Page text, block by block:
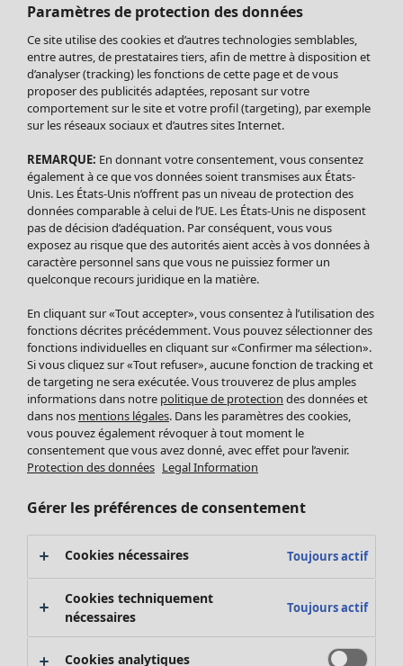
Soldes Vêtements
Tous les vêtements
Robes
Tuniques
Blouses
Tops
Gilets
Pantalon
Jupes
Leggings et collants
Accessoires
Chaussures
Vêtements de bain
Basics
Soldes Mobilier
Bonnes affaires déco
Décoration
Textiles
Tapis
Éponge
Paramètres de protection des données
Ce site utilise des cookies et d’autres technologies semblables,
entre autres, de prestataires tiers, afin de mettre à disposition et
d’analyser (tracking) les fonctions de cette page et de vous
proposer des publicités adaptées, reposant sur votre
comportement sur le site et votre profil (targeting), par exemple
sur les réseaux sociaux et d’autres sites Internet.
REMARQUE: En donnant votre consentement, vous consentez
également à ce que vos données soient transmises aux États-
Unis. Les États-Unis n’offrent pas un niveau de protection des
données comparable à celui de l’UE. Les États-Unis ne disposent
pas de décision d’adéquation. Par conséquent, vous vous
exposez au risque que des autorités aient accès à vos données à
caractère personnel sans que vous ne puissiez former un
quelconque recours juridique en la matière.
En cliquant sur «Tout accepter», vous consentez à l’utilisation des
fonctions décrites précédemment. Vous pouvez sélectionner des
fonctions individuelles en cliquant sur «Confirmer ma sélection».
Si vous cliquez sur «Tout refuser», aucune fonction de tracking et
de targeting ne sera exécutée. Vous trouverez de plus amples
informations dans notre politique de protection des données et
dans nos mentions légales. Dans les paramètres des cookies,
vous pouvez également révoquer à tout moment le
consentement que vous avez donné, avec effet pour l’avenir.
Protection des données Legal Information
Gérer les préférences de consentement
Cookies nécessaires Toujours actif
Cookies techniquement
nécessaires
Toujours actif
Cookies analytiques